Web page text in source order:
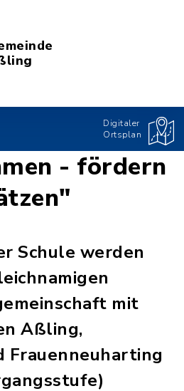
Digitaler
Ortsplan
- fördern
Schule werden
mit
Aßling,
Frauenneuharting